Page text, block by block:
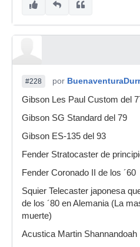
#228 por
Gibson Les Paul Custom del
Gibson SG Standard del 79
Gibson ES-135 del 93
Fender Stratocaster de
Fender Coronado II de los ´60
Squier Telecaster japonesa
de los ´80 en Alemania (La
muerte)
Acustica Martin Shannandoah